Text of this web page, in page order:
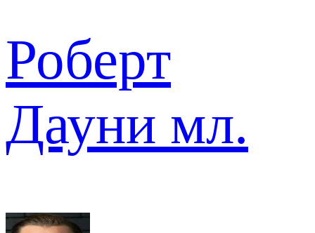
Роберт
Дауни мл.